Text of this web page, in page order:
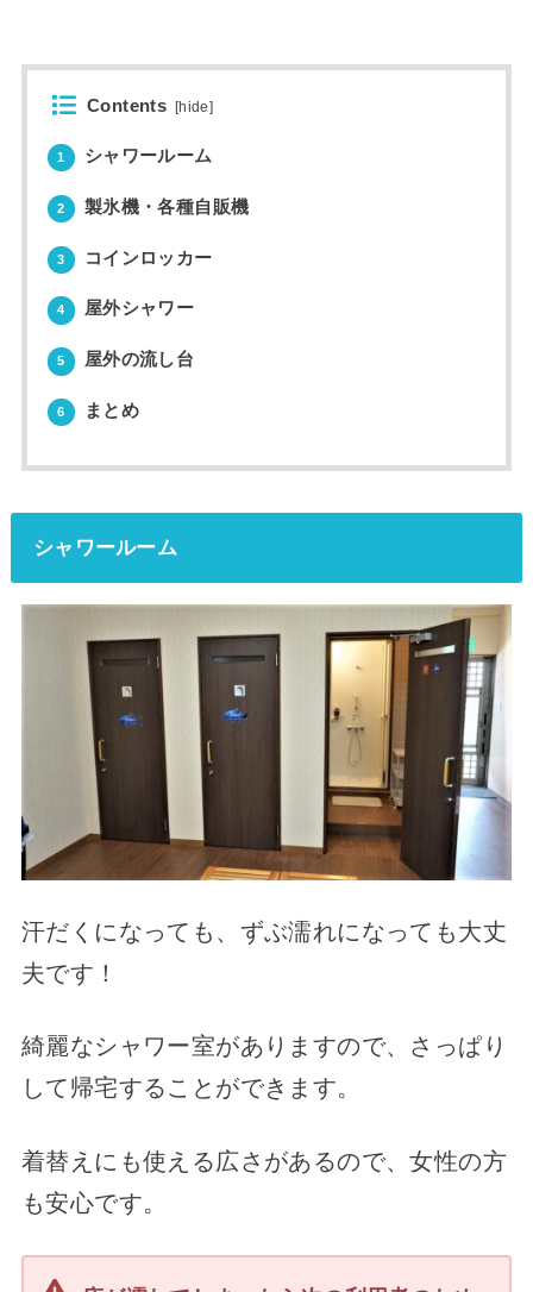
Contents [hide]
1 シャワールーム
2 製氷機・各種自販機
3 コインロッカー
4 屋外シャワー
5 屋外の流し台
6 まとめ
シャワールーム
汗だくになっても、ずぶ濡れになっても大丈
夫です！
綺麗なシャワー室がありますので、さっぱり
して帰宅することができます。
着替えにも使える広さがあるので、女性の方
も安心です。